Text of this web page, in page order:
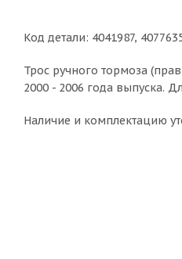
Код детали: 4041987,
Трос ручного тормоза
2000 - 2006 года выпуска.
Наличие и комплектацию